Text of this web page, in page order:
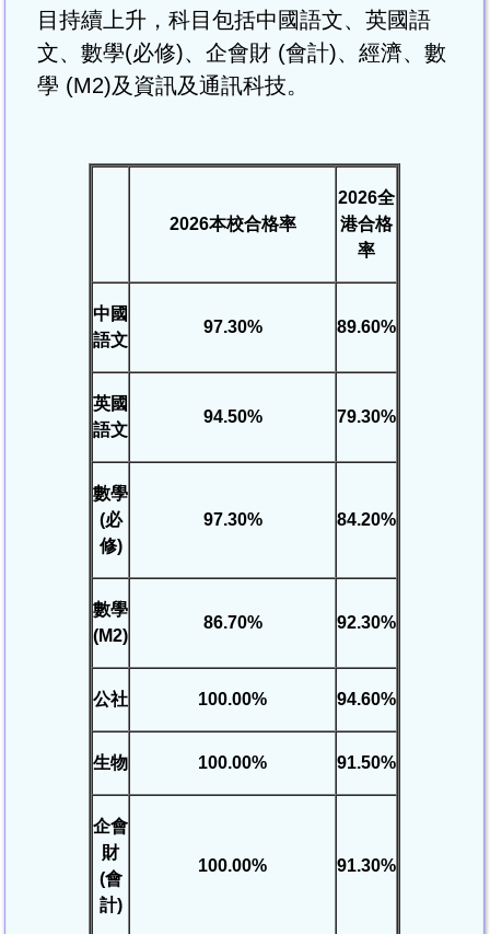
目持續上升，科目包括中國語文、英國語
文、數學(必修)、企會財 (會計)、經濟、數
學 (M2)及資訊及通訊科技。
2026本校合格率
2026全
港合格
率
中國
語文
97.30% 89.60%
英國
語文
94.50% 79.30%
數學
(必
修)
97.30% 84.20%
數學
(M2)
86.70% 92.30%
公社 100.00% 94.60%
生物 100.00% 91.50%
企會
財
(會
計)
100.00% 91.30%